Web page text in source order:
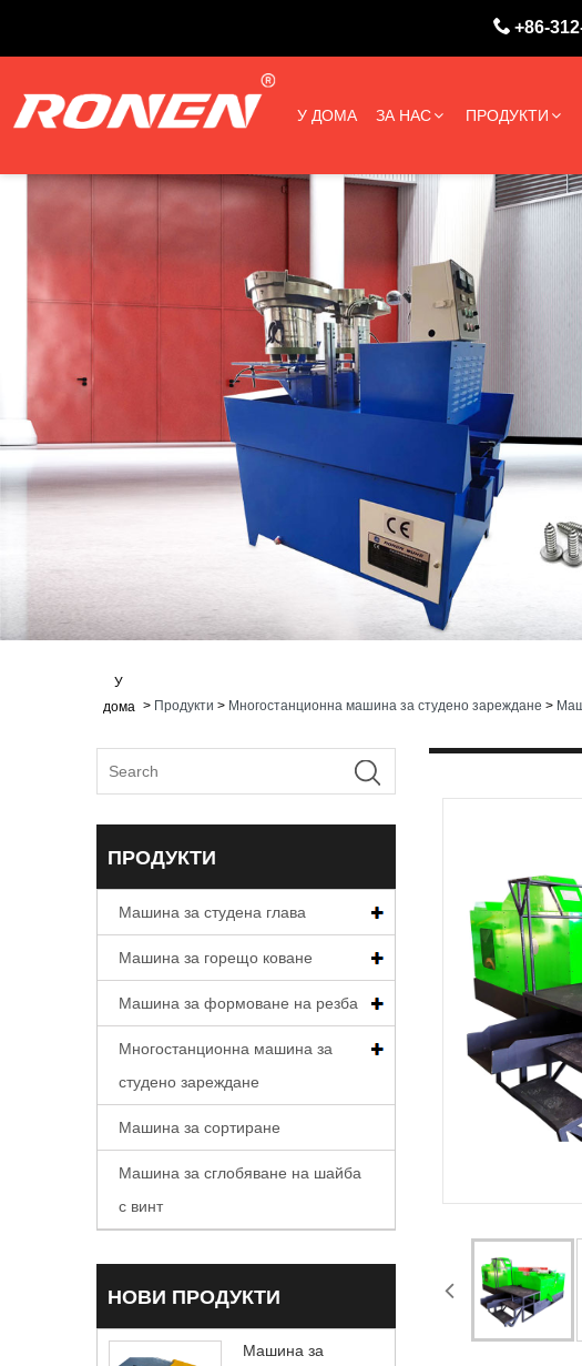
+86-
У ДОМА ЗА НАС ПРОДУКТИ
У
дома > Продукти > Многостанционна машина за студено зареждане >
ПРОДУКТИ
Машина за студена глава
Машина за горещо коване
Машина за формоване на резба
Многостанционна машина за
студено зареждане
Машина за сортиране
Машина за сглобяване на шайба
с винт
НОВИ ПРОДУКТИ
Машина за